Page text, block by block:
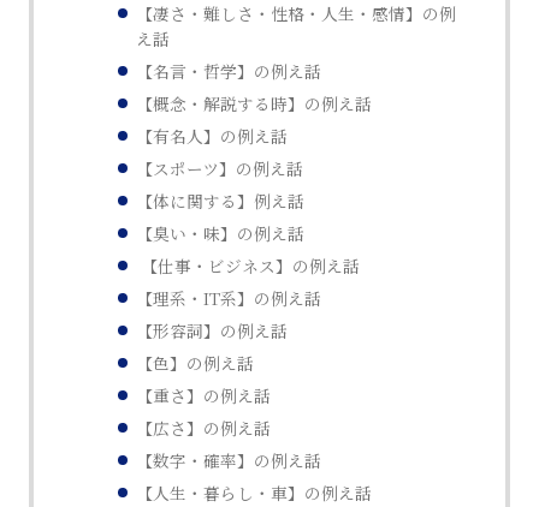
【凄さ・難しさ・性格・人生・感情】の例
え話
【名言・哲学】の例え話
【概念・解説する時】の例え話
【有名人】の例え話
【スポーツ】の例え話
【体に関する】例え話
【臭い・味】の例え話
【仕事・ビジネス】の例え話
【理系・IT系】の例え話
【形容詞】の例え話
【色】の例え話
【重さ】の例え話
【広さ】の例え話
【数字・確率】の例え話
【人生・暮らし・車】の例え話